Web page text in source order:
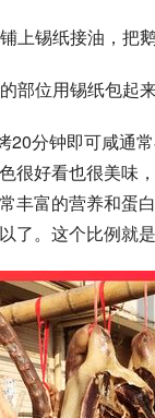
上锡纸接油，把
部位用锡纸包起
20分钟即可咸通
很好看也很美味
丰富的营养和蛋
了。这个比例就是